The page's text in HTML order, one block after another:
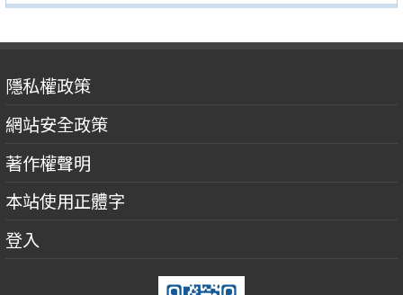
隱私權政策
網站安全政策
著作權聲明
本站使用正體字
登入